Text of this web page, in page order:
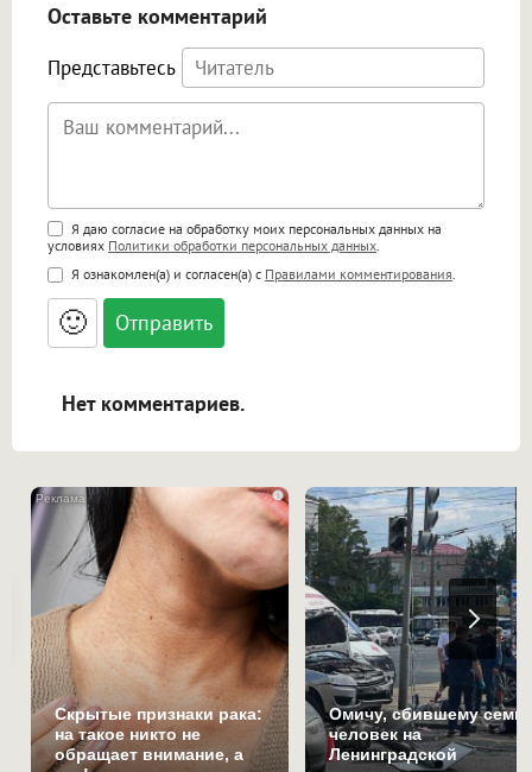
Оставьте комментарий
Представьтесь
Поддержка HTML
<b>, <strong>, <u>, <i>, <em>, <s>, <big>,
<small>, <sup>, <sub>, <pre>, <ul>, <ol>, <li>,
<blockquote>, <code> экранирует HTML,
адреса URL автоматически становятся
ссылками, и [img]адрес[/img] будет
Я даю согласие на обработку моих персональных данных на
условиях Политики обработки персональных данных.
Я ознакомлен(а) и согласен(а) с Правилами комментирования.
🙂
Нет комментариев.
i
Скрытые признаки рака:
на такое никто не
обращает внимание, а
Омичу, сбившему семь
человек на
Ленинградской